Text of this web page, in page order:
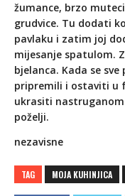
žumance, brzo
grudvice. Tu dodati
pavlaku i zatim joj
mijesanje spatulom.
bjelanca. Kada se
pripremili i ostaviti u
ukrasiti
poželji.
nezavisne
TAG MOJA KUHINJICA